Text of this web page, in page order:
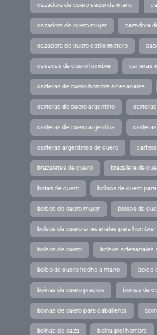
cazadora de cuero segunda mano
cazadora de cuero mujer cazadora
cazadora de cuero estilo motero
casacas de cuero hombre carteras
carteras de cuero hombre artesanales
carteras de cuero argentino
carteras de cuero argentina
carteras argentinas de cuero
brazaletes de cuero brazalete de
botas de cuero bolsos de cuero
bolsos de cuero mujer bolsos de
bolsos de cuero artesanales para hombre
bolsos de cuero bolsos artesanales
bolso de cuero hecho a mano bolso
boinas de cuero precios boinas de
boinas de cuero para caballeros
boinas de caza boina piel hombre